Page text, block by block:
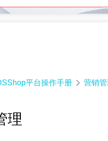
平台操作手册  营销
理